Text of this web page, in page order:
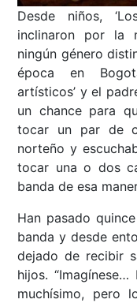
Desde niños,
inclinaron por la
ningún género
época en
artísticos’ y el
un chance para
tocar un par de
norteño y
tocar una o dos
banda de esa
Han pasado
banda y desde
dejado de recibir
hijos.
muchísimo, pero